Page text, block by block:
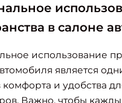
в салоне
использование
является
комфорта и удобства
Важно, чтобы